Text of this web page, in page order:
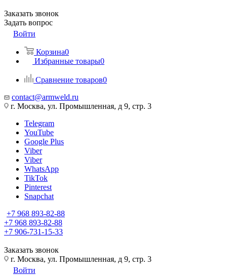
Заказать звонок
Задать вопрос
Войти
Корзина0
Избранные товары0
Сравнение товаров0
contact@armweld.ru
г. Москва, ул. Промышленная, д 9, стр. 3
Telegram
YouTube
Google Plus
Viber
Viber
WhatsApp
TikTok
Pinterest
Snapchat
+7 968 893-82-88
+7 968 893-82-88
+7 906-731-15-33
Заказать звонок
г. Москва, ул. Промышленная, д 9, стр. 3
Войти